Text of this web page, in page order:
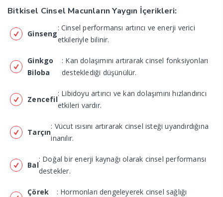
Bitkisel Cinsel Macunların Yaygın İçerikleri:
Ginseng
: Cinsel performansı artırıcı ve enerji verici
etkileriyle bilinir.
Ginkgo
Biloba
: Kan dolaşımını artırarak cinsel fonksiyonları
desteklediği düşünülür.
Zencefil
: Libidoyu artırıcı ve kan dolaşımını hızlandırıcı
etkileri vardır.
Tarçın
: Vücut ısısını artırarak cinsel isteği uyandırdığına
inanılır.
Bal
: Doğal bir enerji kaynağı olarak cinsel performansı
destekler.
Çörek
: Hormonları dengeleyerek cinsel sağlığı